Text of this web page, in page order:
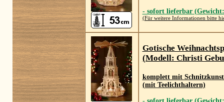
- sofort lieferbar
(Für weitere Informationen bitte
Gotische
(Modell: Christi
komplett mit
(mit Teelichthaltern)